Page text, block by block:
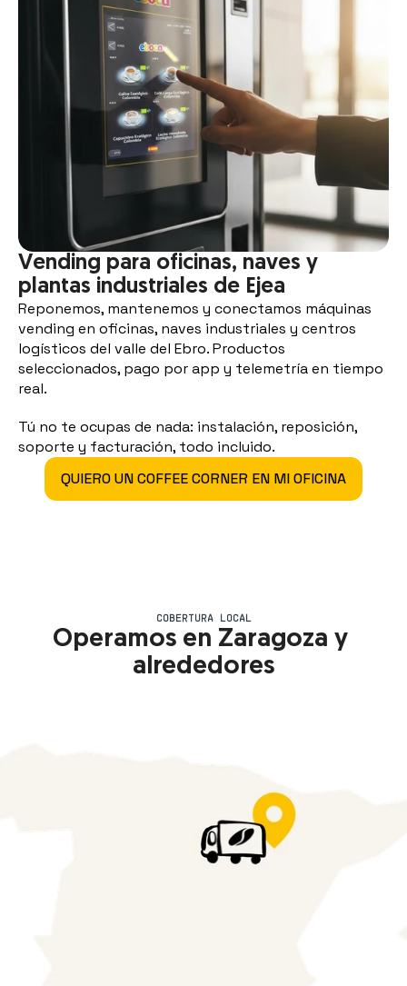
Vending para oficinas, naves y
plantas industriales de Ejea
Reponemos, mantenemos y conectamos máquinas
vending en oficinas, naves industriales y centros
logísticos del valle del Ebro. Productos
seleccionados, pago por app y telemetría en tiempo
real.
Tú no te ocupas de nada: instalación, reposición,
soporte y facturación, todo incluido.
QUIERO UN COFFEE CORNER EN MI OFICINA
COBERTURA LOCAL
Operamos en Zaragoza y
alrededores